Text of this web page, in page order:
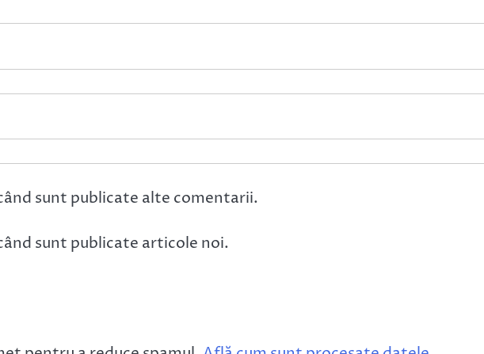
sunt publicate alte comentarii.
sunt publicate articole noi.